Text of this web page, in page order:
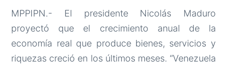
MPPIPN.- El presidente Nicolás Maduro
proyectó que el crecimiento anual de la
economía real que produce bienes, servicios y
riquezas creció en los últimos meses. “Venezuela